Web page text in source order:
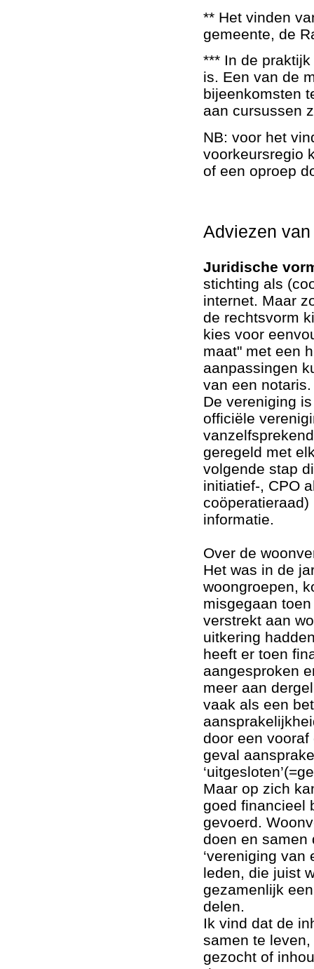
** Het vinden
gemeente, de
*** In de
is. Een van de
bijeenkomsten
aan cursussen
NB: voor het
voorkeursregio
of een oproep
Adviezen
Juridische
stichting als
internet. Maar
de rechtsvorm
kies voor
maat" met een
aanpassingen
van een notaris.
De vereniging
officiële
geregeld met
volgende stap
initiatief-, CPO
informatie.
Over de
Het was in de
woongroepen,
misgegaan
verstrekt aan
uitkering
heeft er toen
aangesproken
meer aan
vaak als een
door een
geval
Maar op zich
goed financieel
gevoerd.
doen en samen
‘vereniging van
leden, die juist
gezamenlijk
delen.
Ik vind dat de
samen te
gezocht of